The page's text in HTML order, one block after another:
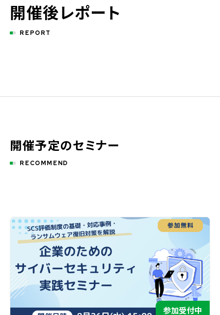
開催後レポート
REPORT
開催予定のセミナー
RECOMMEND
参加受付中